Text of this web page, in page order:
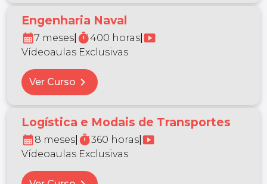
Engenharia Naval
calendar_month7 meses timer400 horas smart_display
Vídeoaulas Exclusivas
Ver Curso chevron_right
Logística e Modais de Transportes
calendar_month8 meses timer360 horas smart_display
Vídeoaulas Exclusivas